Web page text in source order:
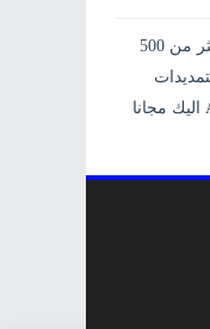
اكثر من مليون كتاب يبلغ ثمنها اكثر من 500